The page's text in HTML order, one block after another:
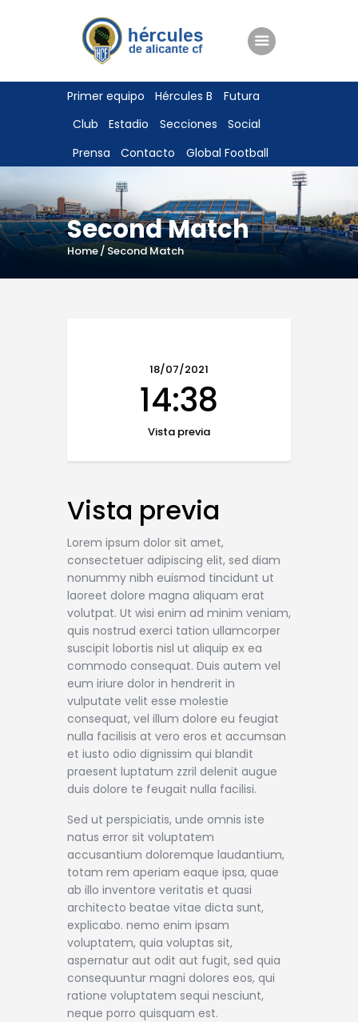
Primer equipo Hércules B
Futura
Club
Estadio Secciones
Social
Prensa
Contacto Global Football
Second Match
Home Second Match
ENTRADAS
TIENDA
HÉRCULESCF100
18/07/2021
14:38
Vista previa
Vista previa
Lorem ipsum dolor sit amet,
consectetuer adipiscing elit, sed diam
nonummy nibh euismod tincidunt ut
laoreet dolore magna aliquam erat
volutpat. Ut wisi enim ad minim veniam,
quis nostrud exerci tation ullamcorper
suscipit lobortis nisl ut aliquip ex ea
commodo consequat. Duis autem vel
eum iriure dolor in hendrerit in
vulputate velit esse molestie
consequat, vel illum dolore eu feugiat
nulla facilisis at vero eros et accumsan
et iusto odio dignissim qui blandit
praesent luptatum zzril delenit augue
duis dolore te feugait nulla facilisi.
Sed ut perspiciatis, unde omnis iste
natus error sit voluptatem
accusantium doloremque laudantium,
totam rem aperiam eaque ipsa, quae
ab illo inventore veritatis et quasi
architecto beatae vitae dicta sunt,
explicabo. nemo enim ipsam
voluptatem, quia voluptas sit,
aspernatur aut odit aut fugit, sed quia
consequuntur magni dolores eos, qui
ratione voluptatem sequi nesciunt,
neque porro quisquam est.